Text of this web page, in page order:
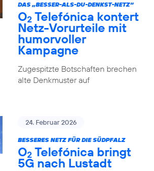
DAS „BESSER-ALS-DU-DENKST-NETZ“
O2 Telefónica kontert
Netz-Vorurteile mit
humorvoller
Kampagne
Zugespitzte Botschaften brechen
alte Denkmuster auf
24. Februar 2026
BESSERES NETZ FÜR DIE SÜDPFALZ
O2 Telefónica bringt
5G nach Lustadt